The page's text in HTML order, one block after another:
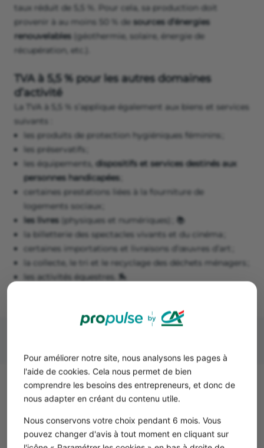
Pour améliorer notre site, nous analysons les pages à
l'aide de cookies. Cela nous permet de bien
comprendre les besoins des entrepreneurs, et donc de
nous adapter en créant du contenu utile.
Nous conservons votre choix pendant 6 mois. Vous
pouvez changer d'avis à tout moment en cliquant sur
taux réduit de 5,5 %. Pour cela, sa production doit
provenir à au moins 50 % de sources d’énergies
renouvelables (géothermie, solaire, énergie de
récupération, etc.).
TVA à 5,5 % pour les autres domaines
d’activité
La TVA à 5,5 % s’applique également aux biens et services
suivants :
les produits de protection hygiéniques féminins ;
les préservatifs ;
les équipements, dispositifs et services destinés aux
personnes handicapées
certaines prestations liées à la fourniture de
logements sociaux ;
les livres (physiques et numériques) ; 📚
la billetterie des spectacles vivants et du cinéma ;
certaines importations et livraisons d’œuvres d’art ;
la collecte, le tri et le recyclage des déchets ménagers ;
les activités équestres. 🏇
Comment facturer avec la TVA à
Les conditions d’application de la TVA à 5,5 % ne
présentent pas de difficultés particulières.